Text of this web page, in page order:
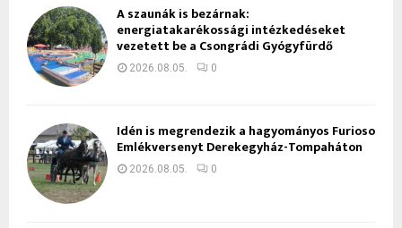
A szaunák is bezárnak:
energiatakarékossági intézkedéseket
vezetett be a Csongrádi Gyógyfürdő
2026.08.05. 0
Idén is megrendezik a hagyományos Furioso
Emlékversenyt Derekegyház-Tompaháton
2026.08.05. 0